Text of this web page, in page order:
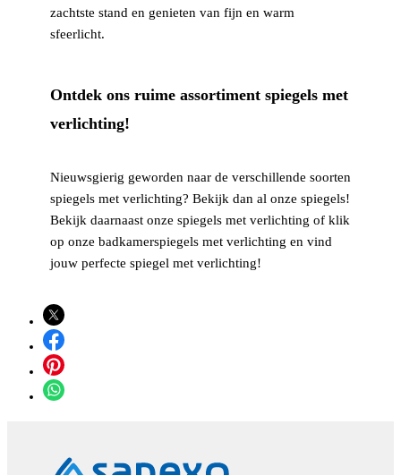
zachtste stand en genieten van fijn en warm
sfeerlicht.
Ontdek ons ruime assortiment spiegels met
verlichting!
Nieuwsgierig geworden naar de verschillende soorten
spiegels met verlichting? Bekijk dan al onze spiegels!
Bekijk daarnaast onze spiegels met verlichting of klik
op onze badkamerspiegels met verlichting en vind
jouw perfecte spiegel met verlichting!